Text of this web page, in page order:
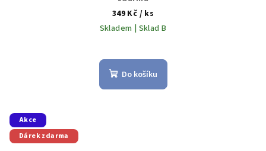
349 Kč / ks
Skladem | Sklad B
Do košíku
Akce
Dárek zdarma